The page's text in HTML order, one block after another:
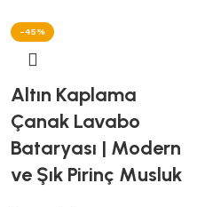
-45%
Altın Kaplama
Çanak Lavabo
Bataryası | Modern
ve Şık Pirinç Musluk